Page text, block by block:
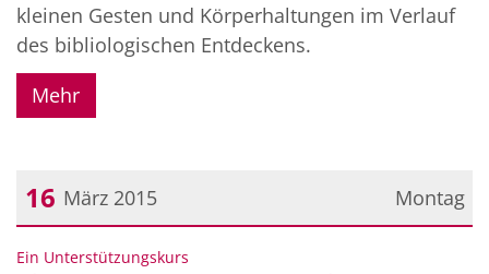
kleinen Gesten und Körperhaltungen im Verlauf
des bibliologischen Entdeckens.
Mehr
Montag
16 März 2015
Datum: 16. März 2015
Ein Unterstützungskurs